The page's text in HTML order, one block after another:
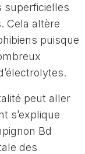
superficielles
Cela altère
puisque
peut aller
s’explique
Bd
des